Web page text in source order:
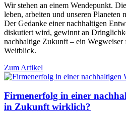
Wir stehen an einem Wendepunkt.
leben, arbeiten und unseren Planeten
Der Gedanke einer nachhaltigen
diskutiert wird, gewinnt an
nachhaltige Zukunft – ein
Weitblick.
Zum Artikel
Firmenerfolg in einer
in Zukunft wirklich?